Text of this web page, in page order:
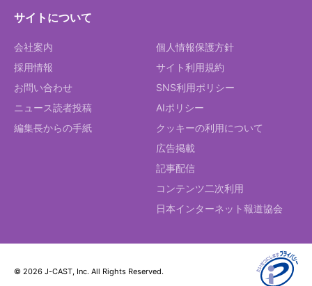
サイトについて
会社案内
採用情報
お問い合わせ
ニュース読者投稿
編集長からの手紙
個人情報保護方針
サイト利用規約
SNS利用ポリシー
AIポリシー
クッキーの利用について
広告掲載
記事配信
コンテンツ二次利用
日本インターネット報道協会
© 2026 J-CAST, Inc. All Rights Reserved.